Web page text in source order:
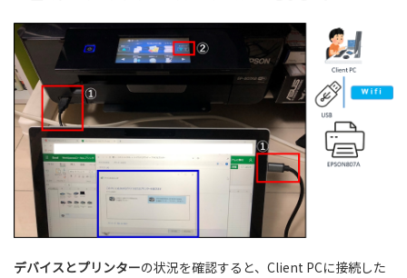
デバイスとプリンターの状況を確認すると、Client PCに接続した